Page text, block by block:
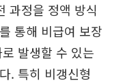
과정을 정액 방식
통해 비급여 보장
발생할 수 있는
. 특히 비갱신형